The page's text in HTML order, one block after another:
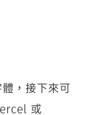
，接下來可
或